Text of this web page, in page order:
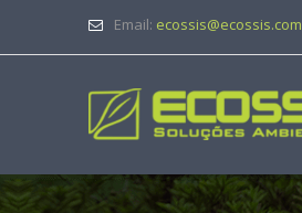
Email: ecossis@ecossis.com